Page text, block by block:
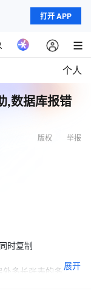
打开 APP
个人
,数据库报错
举报
版权
时复制
多长张表的多个数
展开